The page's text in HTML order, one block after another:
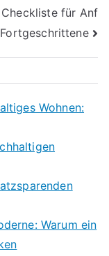
für Anf
Wohnen:
Warum ein